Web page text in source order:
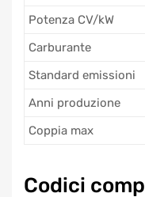
Potenza CV/kW
Carburante
Standard emissioni
Anni produzione
Coppia max
Codici